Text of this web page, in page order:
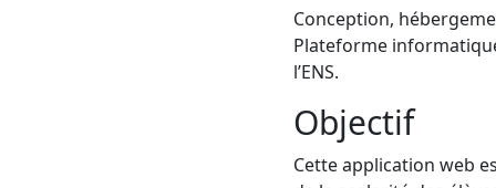
Conception,
Plateforme
l’ENS.
Objectif
Cette application web